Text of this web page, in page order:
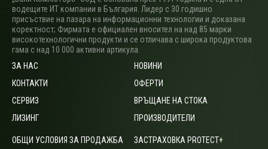
водещите ИТ компании в България. Лидер с 30 годишно
присъствие на пазара на информационни технологии и доказана
коректност; Фирмата е официален вносител на над 85 марки
високотехнологични продукти и се отличава с широка продуктова
гама с над 10 000 активни артикула.
ЗА НАС
КОНТАКТИ
СЕРВИЗ
ЛИЗИНГ
НОВИНИ
ОФЕРТИ
ВРЪЩАНЕ НА СТОКА
ПРОИЗВОДИТЕЛИ
ОБЩИ УСЛОВИЯ ЗА ПРОДАЖБА
ЗАСТРАХОВКА PROTECT+